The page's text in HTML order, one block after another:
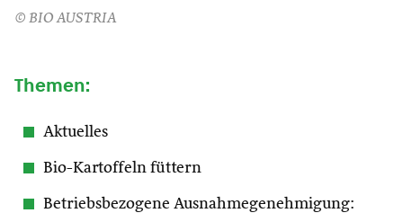
© BIO AUSTRIA
Themen:
Aktuelles
Bio-Kartoffeln füttern
Betriebsbezogene Ausnahmegenehmigung: